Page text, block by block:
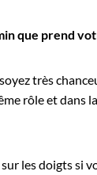
que prend
très
rôle et dans
les doigts si